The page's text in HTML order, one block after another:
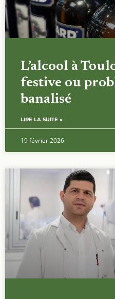
L’alcool à
festive ou
banalisé
LIRE LA SUITE »
19 février 2026